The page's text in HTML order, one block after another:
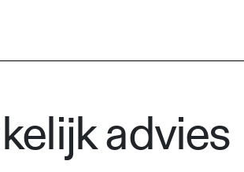
advies